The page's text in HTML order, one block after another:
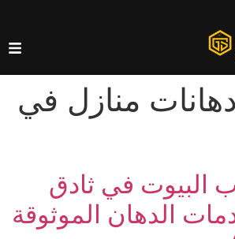
دهانات منازل في
البيوت في ثادق
الدهان الموثوقة